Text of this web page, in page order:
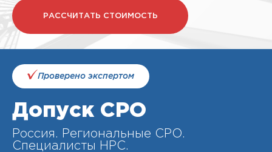
РАССЧИТАТЬ СТОИМОСТЬ
Проверено экспертом
Допуск СРО
Россия. Региональные СРО.
Специалисты НРС.